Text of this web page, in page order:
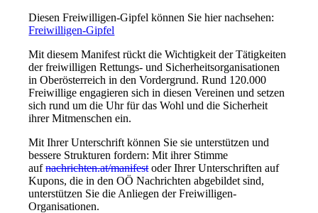
Diesen Freiwilligen-Gipfel können Sie hier nachsehen:
Freiwilligen-Gipfel
Mit diesem Manifest rückt die Wichtigkeit der Tätigkeiten
der freiwilligen Rettungs- und Sicherheitsorganisationen
in Oberösterreich in den Vordergrund. Rund 120.000
Freiwillige engagieren sich in diesen Vereinen und setzen
sich rund um die Uhr für das Wohl und die Sicherheit
ihrer Mitmenschen ein.
Mit Ihrer Unterschrift können Sie sie unterstützen und
bessere Strukturen fordern: Mit ihrer Stimme
aufnachrichten.at/manifestoder Ihrer Unterschriften auf
Kupons, die in den OÖ Nachrichten abgebildet sind,
unterstützen Sie die Anliegen der Freiwilligen-
Organisationen.